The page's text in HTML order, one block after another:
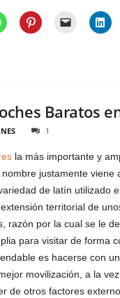
Baratos
1
la más importante y
nombre justamente viene
de latín utilizado
territorial de
razón por la cual se le
para visitar de forma
es hacerse con un
movilización, a la
de otros factores